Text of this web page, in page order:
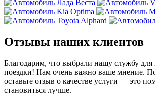
Отзывы наших клиентов
Благодарим, что выбрали нашу службу
поездки! Нам очень важно ваше мнение.
оставьте отзыв о качестве услуги — это
становиться лучше.